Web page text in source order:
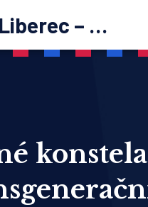
Inspirace Liberec – psychoterapie